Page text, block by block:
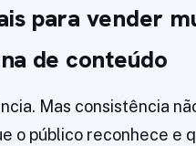
para vender
de conteúdo
Mas consistência
o público reconhece e